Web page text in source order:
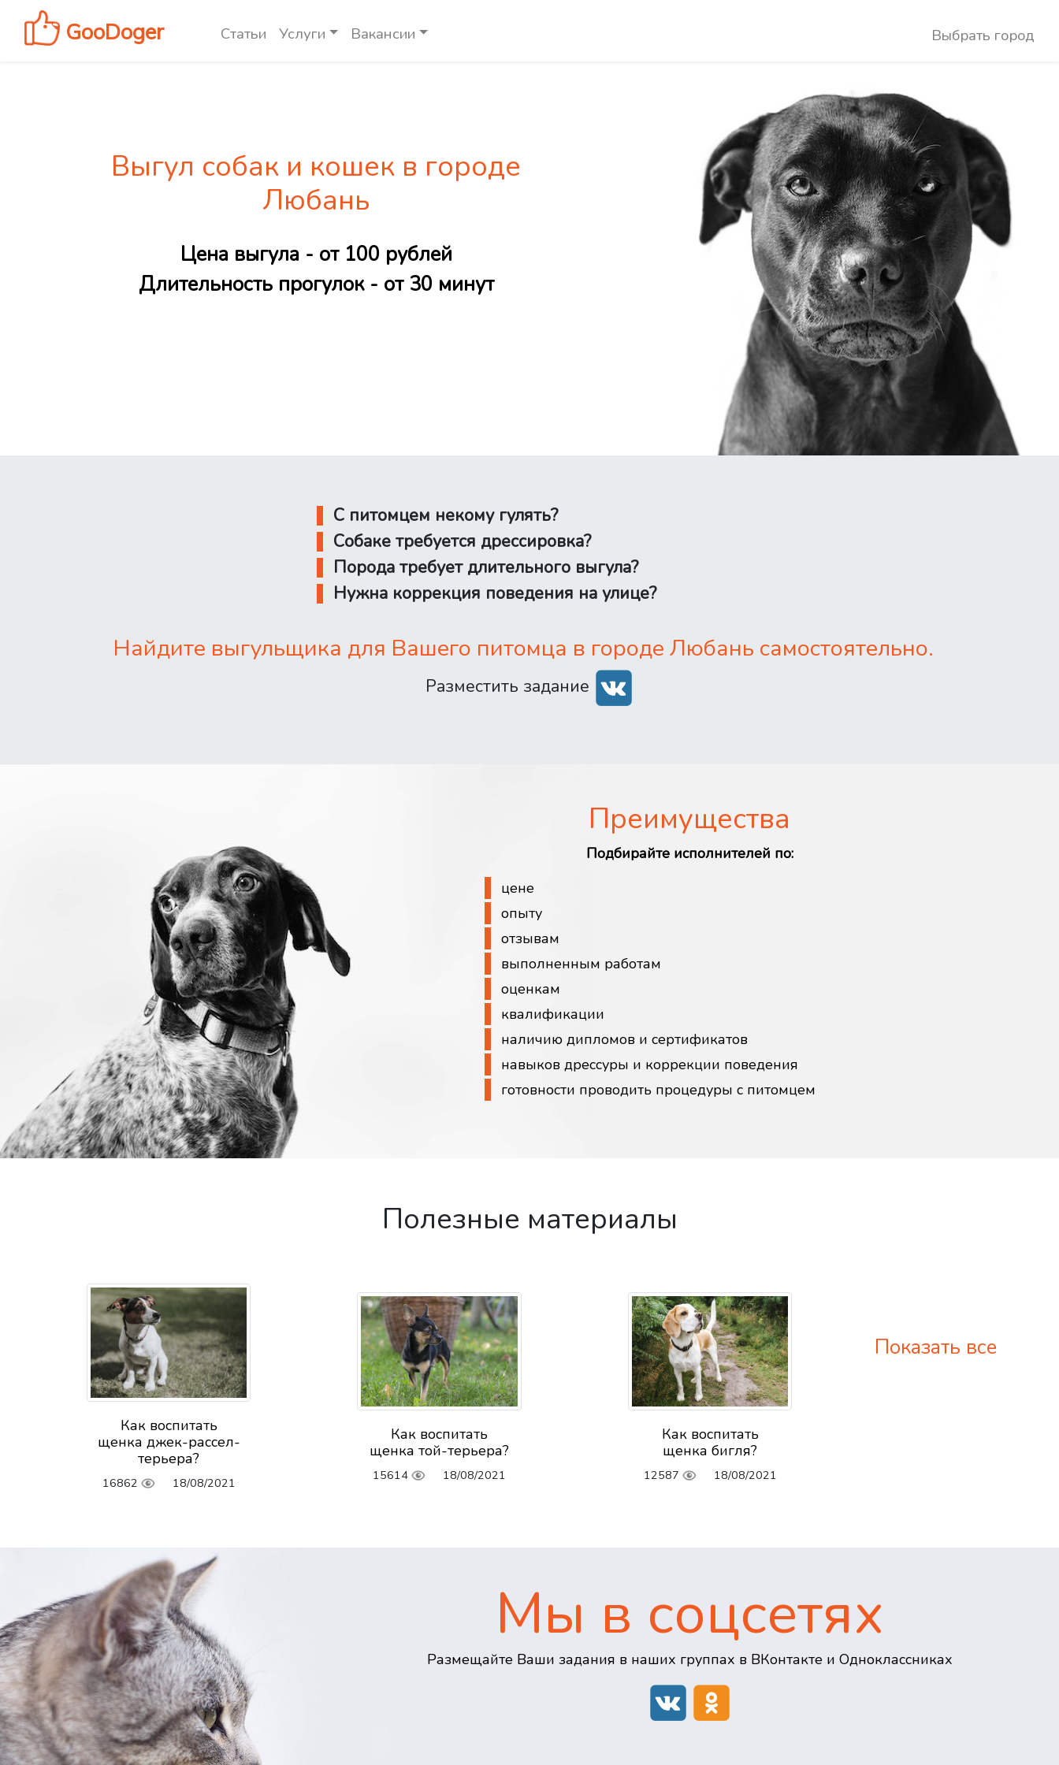
GooDoger Статьи Услуги Вакансии Выбрать город
Выгул собак и кошек в городе
Любань
Цена выгула - от 100 рублей
Длительность прогулок - от 30 минут
С питомцем некому гулять?
Собаке требуется дрессировка?
Порода требует длительного выгула?
Нужна коррекция поведения на улице?
Найдите выгульщика для Вашего питомца в городе Любань самостоятельно.
Разместить задание
Преимущества
Подбирайте исполнителей по:
цене
опыту
отзывам
выполненным работам
оценкам
квалификации
наличию дипломов и сертификатов
навыков дрессуры и коррекции поведения
готовности проводить процедуры с питомцем
Полезные материалы
Как воспитать
щенка джек-рассел-
терьера?
16862 18/08/2021
Как воспитать
щенка той-терьера?
15614 18/08/2021
Как воспитать
щенка бигля?
12587 18/08/2021
Показать все
Мы в соцсетях
Размещайте Ваши задания в наших группах в ВКонтакте и Одноклассниках